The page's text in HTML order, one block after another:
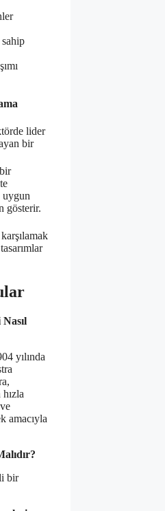
lider
bir
uygun
gösterir.
yılında
amacıyla
bir